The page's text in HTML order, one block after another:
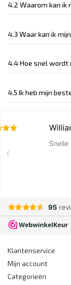
4.2 Waarom kan ik
4.3 Waar kan ik
4.4 Hoe snel wordt
4.5 Ik heb mijn
Klantenservice
Mijn account
Categorieën